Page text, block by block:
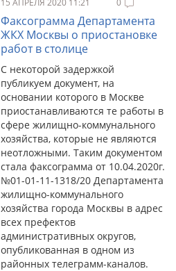
15 АПРЕЛЯ 2020 11:21 0
Факсограмма Департамента
ЖКХ Москвы о приостановке
работ в столице
С некоторой задержкой
публикуем документ, на
основании которого в Москве
приостанавливаются те работы в
сфере жилищно-коммунального
хозяйства, которые не являются
неотложными. Таким документом
стала факсограмма от 10.04.2020г.
№01-01-11-1318/20 Департамента
жилищно-коммунального
хозяйства города Москвы в адрес
всех префектов
административных округов,
опубликованная в одном из
районных телеграмм-каналов.